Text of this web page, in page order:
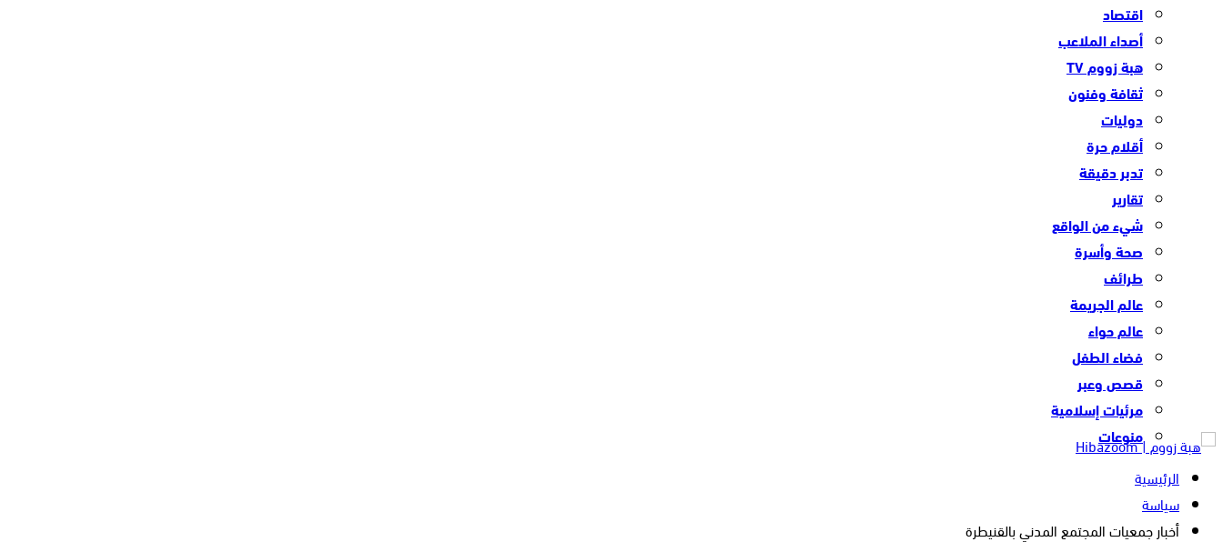
اقتصاد
أصداء الملاعب
هبة زووم TV
ثقافة وفنون
دوليات
أقلام حرة
تدبر دقيقة
تقارير
شيء من الواقع
صحة وأسرة
طرائف
عالم الجريمة
عالم حواء
فضاء الطفل
قصص وعبر
مرئيات إسلامية
منوعات
الرئيسية
سياسة
أخبار جمعيات المجتمع المدني بالقنيطرة